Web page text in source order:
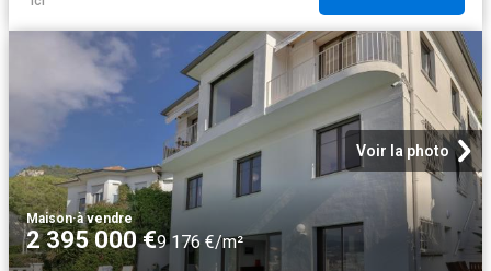
Voir la photo
Maison·à vendre
2 395 000 €9 176 €/m²